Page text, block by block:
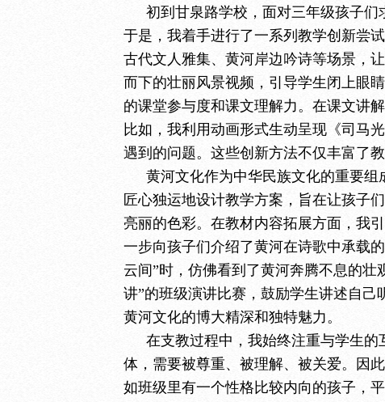
初到甘泉路学校，面对三年级孩子们
于是，我着手进行了一系列教学创新尝
古代文人雅集、黄河岸边吟诗等场景，
而下的壮丽风景视频，引导学生闭上眼
的课堂参与度和课文理解力。在课文讲
比如，我利用动画形式生动呈现《司马
遇到的问题。这些创新方法不仅丰富了
黄河文化作为中华民族文化的重要
匠心独运地设计教学方案，旨在让孩子
亮丽的色彩。在教材内容拓展方面，我
一步向孩子们介绍了黄河在诗歌中承载
云间”时，仿佛看到了黄河奔腾不息的
讲”的班级演讲比赛，鼓励学生讲述自
黄河文化的博大精深和独特魅力。
在支教过程中，我始终注重与学生
体，需要被尊重、被理解、被关爱。因
如班级里有一个性格比较内向的孩子，